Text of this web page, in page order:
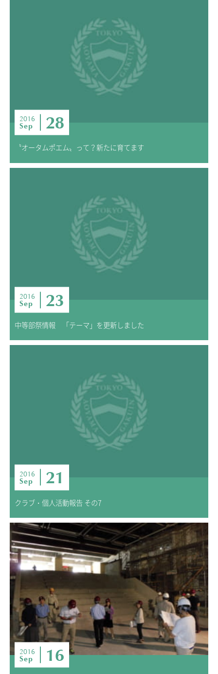
2016
Sep 28
〝オータムポエム〟って？新たに育てます
2016
Sep 23
中等部祭情報 「テーマ」を更新しました
2016
Sep 21
クラブ・個人活動報告 その7
2016
Sep 16